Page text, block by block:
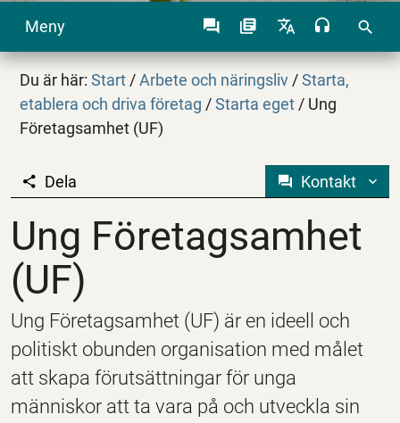
Meny search
Du är här:Start / Arbete och näringsliv / Starta,
etablera och driva företag / Starta eget / Ung
Företagsamhet (UF)
Ung Företagsamhet
Dela Kontakt
Ung Företagsamhet
(UF)
Ung Företagsamhet (UF) är en ideell och
politiskt obunden organisation med målet
att skapa förutsättningar för unga
människor att ta vara på och utveckla sin